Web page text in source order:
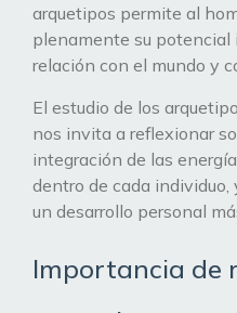
arquetipos permite al
plenamente su potencial
relación con el mundo y
El estudio de los
nos invita a reflexionar
integración de las
dentro de cada
un desarrollo personal
Importancia de